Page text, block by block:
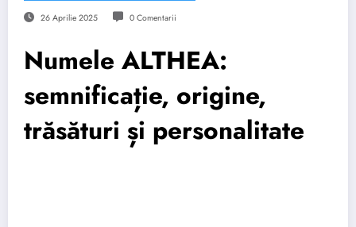
26 Aprilie 2025 0 Comentarii
Numele ALTHEA:
semnificație, origine,
trăsături și personalitate